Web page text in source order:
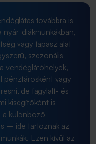
továbbra is
nyári diákmunkákban,
vagy tapasztalat
szezonális
vendéglátóhelyek,
pénztárosként vagy
de fagylalt- és
kisegítőként is
a különböző
– ide tartoznak az
Ezen kívül az